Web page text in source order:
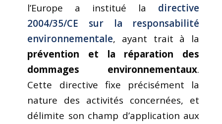
l’Europe a institué la directive
2004/35/CE sur la responsabilité
environnementale, ayant trait à la
prévention et la réparation des
dommages environnementaux.
Cette directive fixe précisément la
nature des activités concernées, et
délimite son champ d’application aux